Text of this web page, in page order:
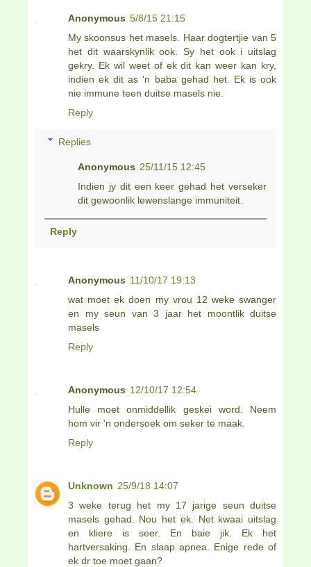
Anonymous 5/8/15 21:15
My skoonsus het masels. Haar dogtertjie van 5
het dit waarskynlik ook. Sy het ook i uitslag
gekry. Ek wil weet of ek dit kan weer kan kry,
indien ek dit as 'n baba gehad het. Ek is ook
nie immune teen duitse masels nie.
Reply
Replies
Anonymous 25/11/15 12:45
Indien jy dit een keer gehad het verseker
dit gewoonlik lewenslange immuniteit.
Reply
Anonymous 11/10/17 19:13
wat moet ek doen my vrou 12 weke swanger
en my seun van 3 jaar het moontlik duitse
masels
Reply
Anonymous 12/10/17 12:54
Hulle moet onmiddellik geskei word. Neem
hom vir 'n ondersoek om seker te maak.
Reply
Unknown 25/9/18 14:07
3 weke terug het my 17 jarige seun duitse
masels gehad. Nou het ek. Net kwaai uitslag
en kliere is seer. En baie jik. Ek het
hartversaking. En slaap apnea. Enige rede of
ek dr toe moet gaan?